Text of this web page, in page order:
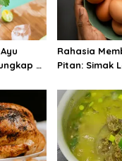
di
Rahasia
Pitan: Simak
Panduannya